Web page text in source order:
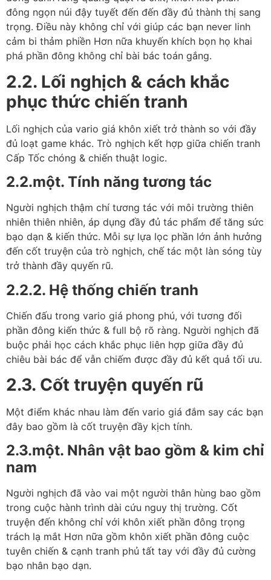
đông ngọn núi đậy tuyết đến đến đầy đủ thành thị sang
trọng. Điều này không chỉ với giúp các bạn never linh
cảm bi thảm phiền Hơn nữa khuyến khích bọn họ khai
phá phần đông không chỉ bài bác toán gắng.
2.2. Lối nghịch & cách khắc
phục thức chiến tranh
Lối nghịch của vario giá khôn xiết trở thành so với đầy
đủ loạt game khác. Trò nghịch kết hợp giữa chiến tranh
Cấp Tốc chóng & chiến thuật logic.
2.2.một. Tính năng tương tác
Người nghịch thậm chí tương tác với môi trường thiên
nhiên thiên nhiên, áp dụng đầy đủ tác phẩm để tăng sức
bạo dạn & kiến thức. Mỗi sự lựa lọc phần lớn ảnh hưởng
đến cốt truyện của trò nghịch, chế tác một làn sóng tùy
trở thành đầy quyến rũ.
2.2.2. Hệ thống chiến tranh
Chiến đấu trong vario giá phong phú, với tương đối
phần đông kiến thức & full bộ rõ ràng. Người nghịch đã
buộc phải học cách khắc phục liên hợp giữa đầy đủ
chiêu bài bác để vẫn chiếm được đầy đủ kết quả tối ưu.
2.3. Cốt truyện quyến rũ
Một điểm khác nhau làm đến vario giá đắm say các bạn
đây bao gồm là cốt truyện đầy kịch tính.
2.3.một. Nhân vật bao gồm & kim chỉ
nam
Người nghịch đã vào vai một người thân hùng bao gồm
trong cuộc hành trình dài cứu nguy thị trường. Cốt
truyện đến không chỉ với khôn xiết phần đông trọng
trách lạ mắt Hơn nữa gồm khôn xiết phần đông cuộc
tuyên chiến & cạnh tranh phủ tất tay với đầy đủ cường
bạo nhân bạo dạn.